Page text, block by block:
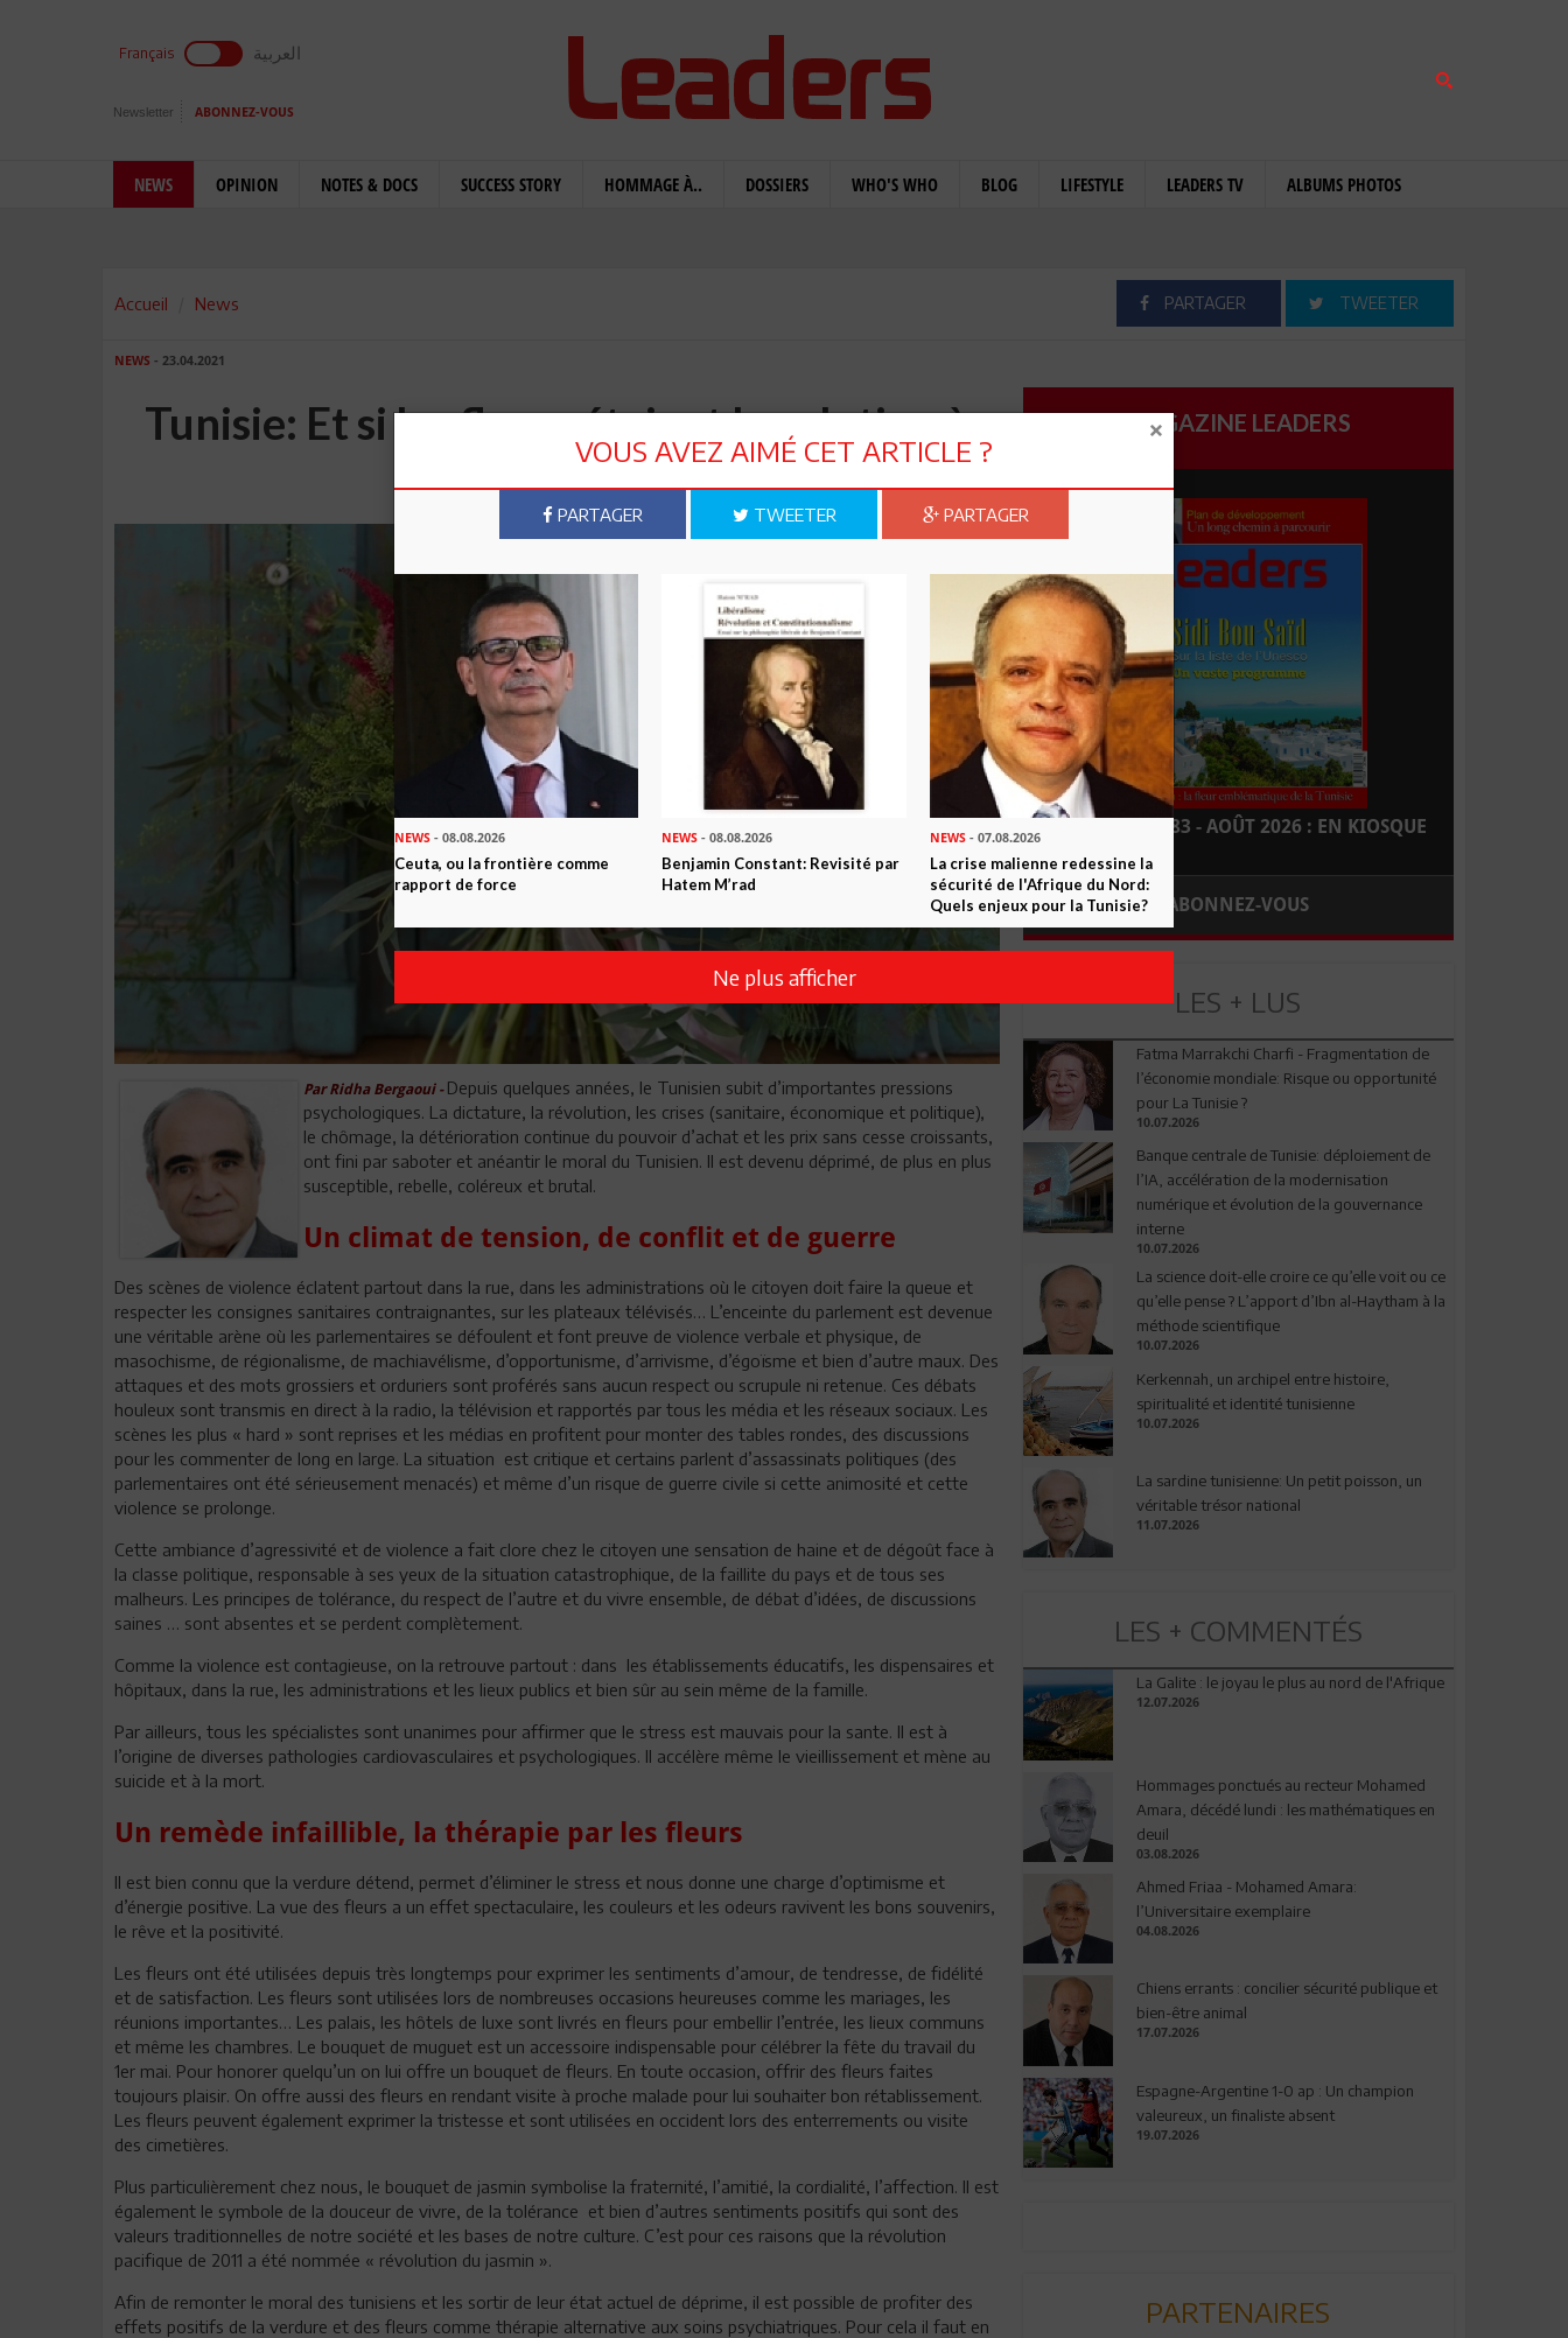
Français العربية
Newsletter ABONNEZ-VOUS
NEWS OPINION NOTES & DOCS SUCCESS STORY HOMMAGE À.. DOSSIERS WHO'S WHO BLOG LIFESTYLE LEADERS TV ALBUMS PHOTOS
Accueil News PARTAGER TWEETER
NEWS - 23.04.2021
Tunisie: Et si les fleurs étaient la solution à
nos problèmes?
Par Ridha Bergaoui - Depuis quelques années, le Tunisien subit d’importantes pressions
psychologiques. La dictature, la révolution, les crises (sanitaire, économique et politique),
le chômage, la détérioration continue du pouvoir d’achat et les prix sans cesse croissants,
ont fini par saboter et anéantir le moral du Tunisien. Il est devenu déprimé, de plus en plus
susceptible, rebelle, coléreux et brutal.
Un climat de tension, de conflit et de guerre
Des scènes de violence éclatent partout dans la rue, dans les administrations où le citoyen doit faire la queue et
respecter les consignes sanitaires contraignantes, sur les plateaux télévisés… L’enceinte du parlement est devenue
une véritable arène où les parlementaires se défoulent et font preuve de violence verbale et physique, de
masochisme, de régionalisme, de machiavélisme, d’opportunisme, d’arrivisme, d’égoïsme et bien d’autre maux. Des
attaques et des mots grossiers et orduriers sont proférés sans aucun respect ou scrupule ni retenue. Ces débats
houleux sont transmis en direct à la radio, la télévision et rapportés par tous les média et les réseaux sociaux. Les
scènes les plus « hard » sont reprises et les médias en profitent pour monter des tables rondes, des discussions
pour les commenter de long en large. La situation est critique et certains parlent d’assassinats politiques (des
parlementaires ont été sérieusement menacés) et même d’un risque de guerre civile si cette animosité et cette
violence se prolonge.
Cette ambiance d’agressivité et de violence a fait clore chez le citoyen une sensation de haine et de dégoût face à
la classe politique, responsable à ses yeux de la situation catastrophique, de la faillite du pays et de tous ses
malheurs. Les principes de tolérance, du respect de l’autre et du vivre ensemble, de débat d’idées, de discussions
saines … sont absentes et se perdent complètement.
Comme la violence est contagieuse, on la retrouve partout : dans les établissements éducatifs, les dispensaires et
hôpitaux, dans la rue, les administrations et les lieux publics et bien sûr au sein même de la famille.
Par ailleurs, tous les spécialistes sont unanimes pour affirmer que le stress est mauvais pour la sante. Il est à
l’origine de diverses pathologies cardiovasculaires et psychologiques. Il accélère même le vieillissement et mène au
suicide et à la mort.
Un remède infaillible, la thérapie par les fleurs
Il est bien connu que la verdure détend, permet d’éliminer le stress et nous donne une charge d’optimisme et
d’énergie positive. La vue des fleurs a un effet spectaculaire, les couleurs et les odeurs ravivent les bons souvenirs,
le rêve et la positivité.
Les fleurs ont été utilisées depuis très longtemps pour exprimer les sentiments d’amour, de tendresse, de fidélité
et de satisfaction. Les fleurs sont utilisées lors de nombreuses occasions heureuses comme les mariages, les
réunions importantes… Les palais, les hôtels de luxe sont livrés en fleurs pour embellir l’entrée, les lieux communs
et même les chambres. Le bouquet de muguet est un accessoire indispensable pour célébrer la fête du travail du
1er mai. Pour honorer quelqu’un on lui offre un bouquet de fleurs. En toute occasion, offrir des fleurs faites
toujours plaisir. On offre aussi des fleurs en rendant visite à proche malade pour lui souhaiter bon rétablissement.
Les fleurs peuvent également exprimer la tristesse et sont utilisées en occident lors des enterrements ou visite
des cimetières.
Plus particulièrement chez nous, le bouquet de jasmin symbolise la fraternité, l’amitié, la cordialité, l’affection. Il est
également le symbole de la douceur de vivre, de la tolérance et bien d’autres sentiments positifs qui sont des
valeurs traditionnelles de notre société et les bases de notre culture. C’est pour ces raisons que la révolution
pacifique de 2011 a été nommée « révolution du jasmin ».
Afin de remonter le moral des tunisiens et les sortir de leur état actuel de déprime, il est possible de profiter des
effets positifs de la verdure et des fleurs comme thérapie alternative aux soins psychiatriques. Pour cela il faut en
MAGAZINE LEADERS
LEADERS N° 183 - AOÛT 2026 : EN KIOSQUE
ABONNEZ-VOUS
LES + LUS
Fatma Marrakchi Charfi - Fragmentation de
l’économie mondiale: Risque ou opportunité
pour La Tunisie ?
10.07.2026
Banque centrale de Tunisie: déploiement de
l’IA, accélération de la modernisation
numérique et évolution de la gouvernance
interne
10.07.2026
La science doit-elle croire ce qu’elle voit ou ce
qu’elle pense ? L’apport d’Ibn al-Haytham à la
méthode scientifique
10.07.2026
Kerkennah, un archipel entre histoire,
spiritualité et identité tunisienne
10.07.2026
La sardine tunisienne: Un petit poisson, un
véritable trésor national
11.07.2026
LES + COMMENTÉS
La Galite : le joyau le plus au nord de l'Afrique
12.07.2026
Hommages ponctués au recteur Mohamed
Amara, décédé lundi : les mathématiques en
deuil
03.08.2026
Ahmed Friaa - Mohamed Amara:
l’Universitaire exemplaire
04.08.2026
Chiens errants : concilier sécurité publique et
bien-être animal
17.07.2026
Espagne-Argentine 1-0 ap : Un champion
valeureux, un finaliste absent
19.07.2026
PARTENAIRES
VOUS AVEZ AIMÉ CET ARTICLE ?
PARTAGER TWEETER PARTAGER
NEWS - 08.08.2026
Ceuta, ou la frontière comme
rapport de force
NEWS - 08.08.2026
Benjamin Constant: Revisité par
Hatem M’rad
NEWS- 07.08.2026
La crise malienne redessine la
sécurité de l'Afrique du Nord:
Quels enjeux pour la Tunisie?
Ne plus afficher